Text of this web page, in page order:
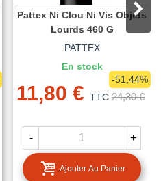
Pattex Ni Clou Ni Vis Objets
Lourds 460 G
PATTEX
En stock
11,80 € TTC 24,30 €
-51,44%
- +
Ajouter Au Panier